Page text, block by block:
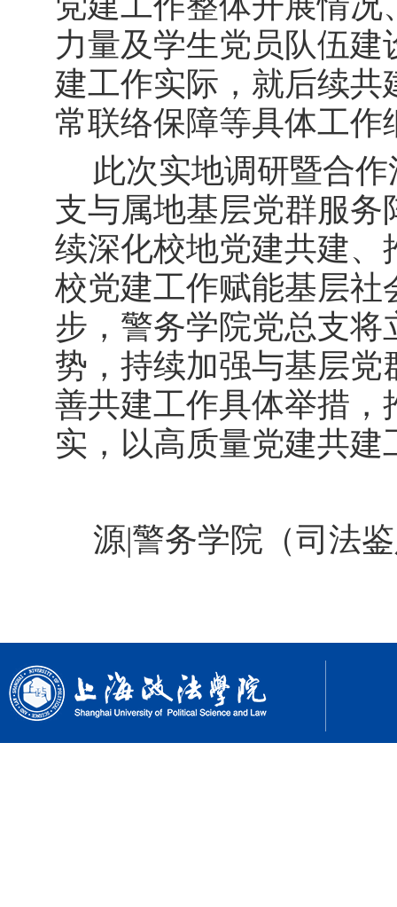
力量及学生党员队伍
建工作实际，就后续
常联络保障等具体工作
此次实地调研暨合
支与属地基层党群服
续深化校地党建共建
校党建工作赋能基层
步，警务学院党总支
势，持续加强与基层
善共建工作具体举措
实，以高质量党建共
源|警务学院（司法